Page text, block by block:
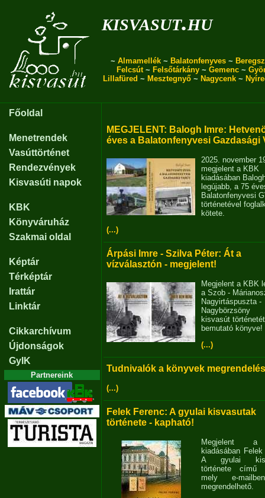
kisvasut.hu
~ Almamellék ~ Balatonfenyves ~
Felcsút~ Felsőtárkány ~ Gemenc ~
Lillafüred ~ Mesztegnyő ~ Nagycenk ~
Főoldal
Menetrendek
Vasúttörténet
Rendezvények
Kisvasúti napok
KBK
Könyváruház
Szakmai oldal
Képtár
Térképtár
Irattár
Linktár
Cikkarchívum
Újdonságok
GyIK
Partnereink
MEGJELENT: Balogh Imre:
éves a Balatonfenyvesi Gazdasági
2025. november
megjelent a KBK
kiadásában
legújabb, a 75
Balatonfenyvesi
történetével
kötete.
(...)
Árpási Imre - Szilva Péter: Át a
vízválasztón - megjelent!
Megjelent a KBK
a Szob -
Nagyirtáspuszta -
Nagybörzsöny
kisvasút történetét
bemutató könyve!
(...)
Tudnivalók a könyvek
(...)
Felek Ferenc: A gyulai kisvasutak
története - kapható!
Megjelent
kiadásában
A gyulai
története című
mely e-
megrendelhető.